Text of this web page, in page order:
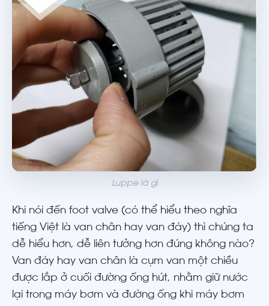
Luppe là gì
Khi nói đến foot valve (có thể hiểu theo nghĩa
tiếng Việt là van chân hay van đáy) thì chúng ta
dễ hiểu hơn, dễ liên tưởng hơn đúng không nào?
Van đáy hay van chân là cụm van một chiều
được lắp ở cuối đường ống hút, nhằm giữ nước
lại trong máy bơm và đường ống khi máy bơm